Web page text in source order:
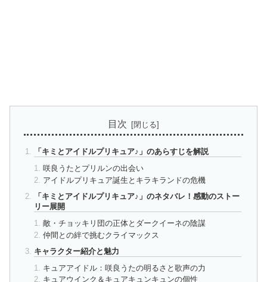
目次
「キミとアイドルプリキュア♪」のあらすじを解説
咲良うたとプリルンの出会い
アイドルプリキュア誕生とキラキランドの危機
「キミとアイドルプリキュア♪」のネタバレ！感動のストー
リー展開
敵・チョッキリ団の正体とダークイーネの陰謀
仲間との絆で挑むクライマックス
キャラクター紹介と魅力
キュアアイドル：咲良うたの明るさと歌声の力
キュアウインク＆キュアキュンキュンの個性